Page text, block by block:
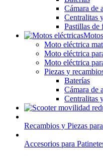
Cámara de
Centralitas
Pastillas de
Moto eléctrica
Moto eléctrica
Moto eléctrica
Piezas y
Baterías
Cámara de
Centralitas
Recambios y Piezas
Accesorios para